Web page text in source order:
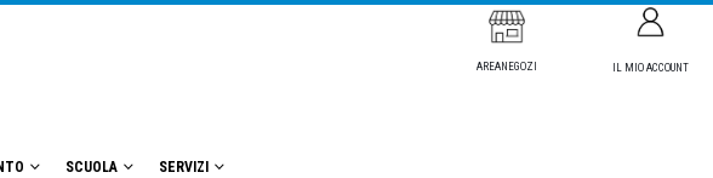
AREANEGOZI IL MIO ACCOUNT
SCUOLA SERVIZI